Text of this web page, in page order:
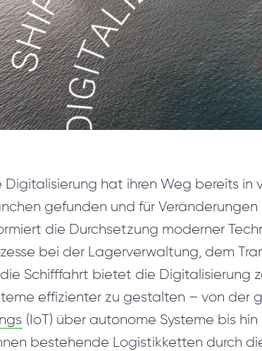
Digitalisierung hat ihren Weg bereits in
gefunden und für
die Durchsetzung moderner
bei der Lagerverwaltung, dem
Schifffahrt bietet die Digitalisierung
effizienter zu gestalten – von der
(IoT) über autonome Systeme bis hin
bestehende Logistikketten durch
Rapid Prototyping
Design & Markup
DevOps-Dienstleistungen
UX/UI reengineering
Künstliche Intelligenz-Engine
Beratungsleistungen
Hybride Herangehensweise